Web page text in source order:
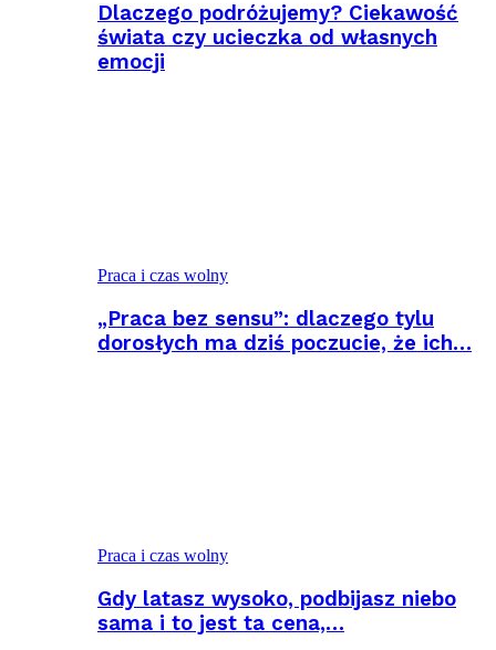
Dlaczego podróżujemy? Ciekawość
świata czy ucieczka od własnych
emocji
Praca i czas wolny
„Praca bez sensu”: dlaczego tylu
dorosłych ma dziś poczucie, że ich…
Praca i czas wolny
Gdy latasz wysoko, podbijasz niebo
sama i to jest ta cena,…